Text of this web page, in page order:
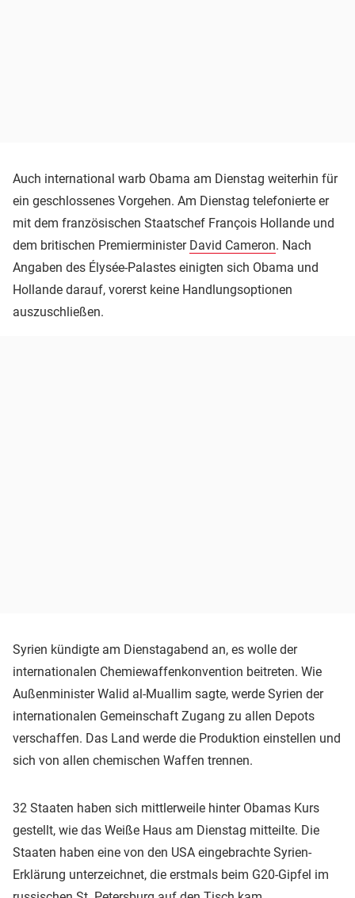
Auch international warb Obama am Dienstag weiterhin für
ein geschlossenes Vorgehen. Am Dienstag telefonierte er
mit dem französischen Staatschef François Hollande und
dem britischen Premierminister David Cameron. Nach
Angaben des Élysée-Palastes einigten sich Obama und
Hollande darauf, vorerst keine Handlungsoptionen
auszuschließen.
Syrien kündigte am Dienstagabend an, es wolle der
internationalen Chemiewaffenkonvention beitreten. Wie
Außenminister Walid al-Muallim sagte, werde Syrien der
internationalen Gemeinschaft Zugang zu allen Depots
verschaffen. Das Land werde die Produktion einstellen und
sich von allen chemischen Waffen trennen.
32 Staaten haben sich mittlerweile hinter Obamas Kurs
gestellt, wie das Weiße Haus am Dienstag mitteilte. Die
Staaten haben eine von den USA eingebrachte Syrien-
Erklärung unterzeichnet, die erstmals beim G20-Gipfel im